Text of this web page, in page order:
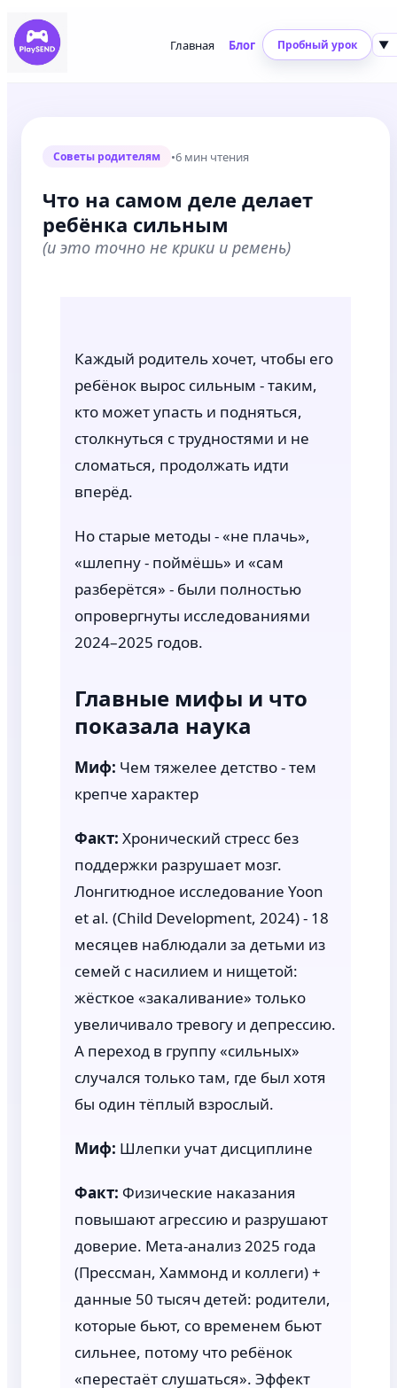
Главная Блог ▼
Пробный урок
Советы родителям •6 мин чтения
Что на самом деле делает
ребёнка сильным
(и это точно не крики и ремень)
Каждый родитель хочет, чтобы его
ребёнок вырос сильным - таким,
кто может упасть и подняться,
столкнуться с трудностями и не
сломаться, продолжать идти
вперёд.
Но старые методы - «не плачь»,
«шлепну - поймёшь» и «сам
разберётся» - были полностью
опровергнуты исследованиями
2024–2025 годов.
Главные мифы и что
показала наука
Миф: Чем тяжелее детство - тем
крепче характер
Факт: Хронический стресс без
поддержки разрушает мозг.
Лонгитюдное исследование Yoon
et al. (Child Development, 2024) - 18
месяцев наблюдали за детьми из
семей с насилием и нищетой:
жёсткое «закаливание» только
увеличивало тревогу и депрессию.
А переход в группу «сильных»
случался только там, где был хотя
бы один тёплый взрослый.
Миф: Шлепки учат дисциплине
Факт: Физические наказания
повышают агрессию и разрушают
доверие. Мета-анализ 2025 года
(Прессман, Хаммонд и коллеги) +
данные 50 тысяч детей: родители,
которые бьют, со временем бьют
сильнее, потому что ребёнок
«перестаёт слушаться». Эффект